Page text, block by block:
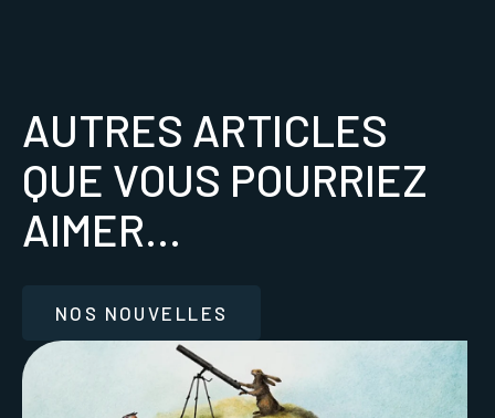
AUTRES ARTICLES
QUE VOUS POURRIEZ
AIMER...
NOS NOUVELLES